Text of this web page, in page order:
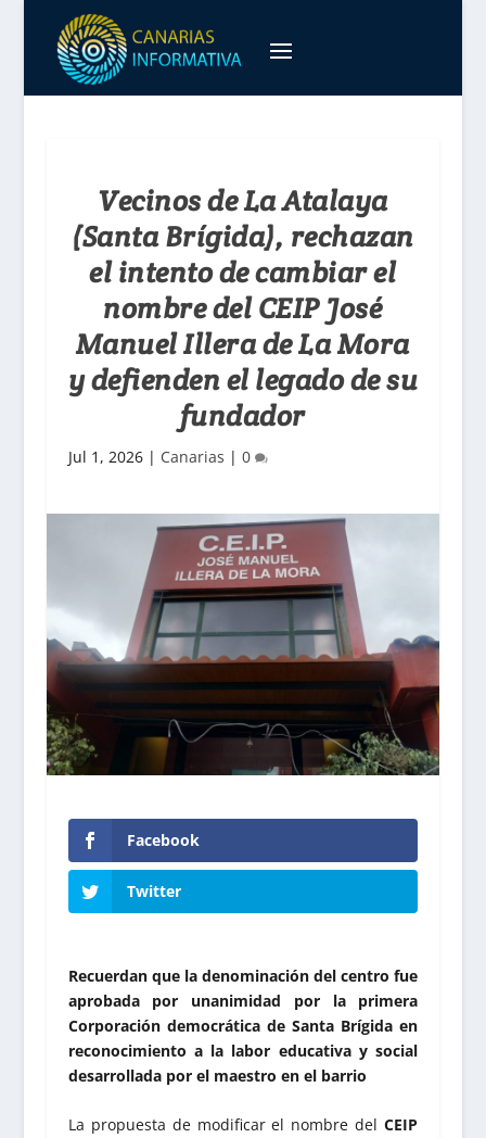
Vecinos de La Atalaya
(Santa Brígida), rechazan
el intento de cambiar el
nombre del CEIP José
Manuel Illera de La Mora
y defienden el legado de su
fundador
Jul 1, 2026| Canarias | 0
Facebook
Twitter
Recuerdan que la denominación del centro fue
aprobada por unanimidad por la primera
Corporación democrática de Santa Brígida en
reconocimiento a la labor educativa y social
desarrollada por el maestro en el barrio
La propuesta de modificar el nombre delCEIP